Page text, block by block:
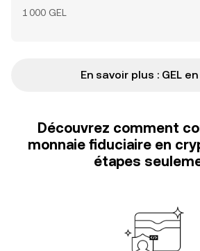
1 000 GEL
En savoir plus : GEL en
Découvrez comment
monnaie fiduciaire en
étapes